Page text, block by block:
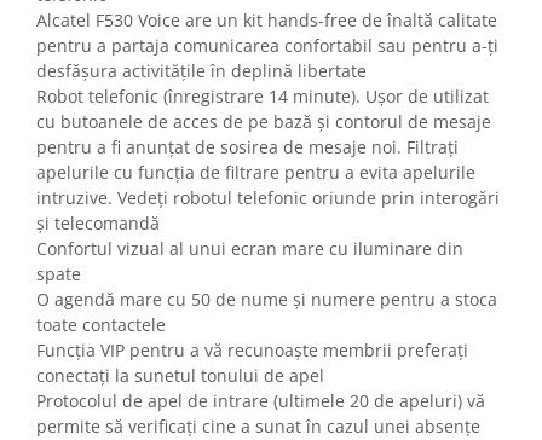
Console, Jocuri & Accesorii
Ingrijire personala & Cosmetice
Accesorii aparate de ras electrice
Accesorii aparate hair styling
Aparate & Accesorii ingrijire
personala
Aparate cosmetice
Articole Sanatate si Wellness
Consumabile sanitare
Cosmetice si produse ingrijire
personala
Igiena dentara
Jucarii, Copii & Bebe
Camera copilului
Alcatel F530 Voice are un kit hands-free de înaltă calitate
pentru a partaja comunicarea confortabil sau pentru a-ți
desfășura activitățile în deplină libertate
Robot telefonic (înregistrare 14 minute). Ușor de utilizat
cu butoanele de acces de pe bază și contorul de mesaje
pentru a fi anunțat de sosirea de mesaje noi. Filtrați
apelurile cu funcția de filtrare pentru a evita apelurile
intruzive. Vedeți robotul telefonic oriunde prin interogări
și telecomandă
Confortul vizual al unui ecran mare cu iluminare din
spate
O agendă mare cu 50 de nume și numere pentru a stoca
toate contactele
Funcția VIP pentru a vă recunoaște membrii preferați
conectați la sunetul tonului de apel
Protocolul de apel de intrare (ultimele 20 de apeluri) vă
permite să verificați cine a sunat în cazul unei absențe